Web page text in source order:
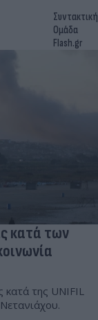
Συντακτική
Ομάδα
Flash.gr
κατά των
κατά της UNIFIL